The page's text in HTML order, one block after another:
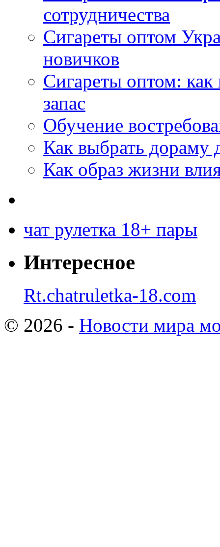
сотрудничества
Сигареты оптом
новичков
Сигареты оптом:
запас
Обучение
Как выбрать дораму
Как образ жизни
чат рулетка 18+ пары
Интересное
Rt.chatruletka-18.com
© 2026 - Новости мира